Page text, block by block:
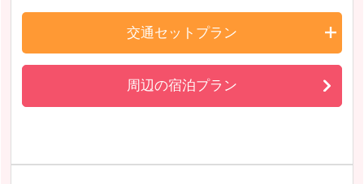
交通セットプラン
周辺の宿泊プラン